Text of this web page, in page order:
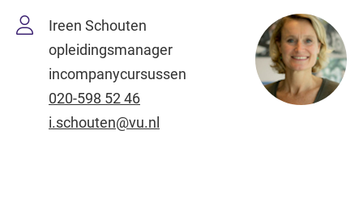
Ireen Schouten
opleidingsmanager
incompanycursussen
020-598 52 46
i.schouten@vu.nl